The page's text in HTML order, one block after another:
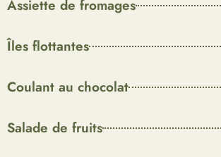
Assiette de fromages
Îles flottantes
Coulant au chocolat
Salade de fruits